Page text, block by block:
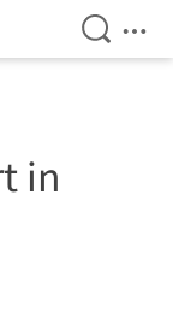
検索を
メ
in